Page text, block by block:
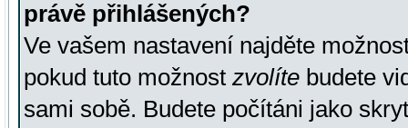
právě přihlášených?
Ve vašem nastavení najděte
pokud tuto možnost zvolíte budete
sami sobě. Budete počítáni jako